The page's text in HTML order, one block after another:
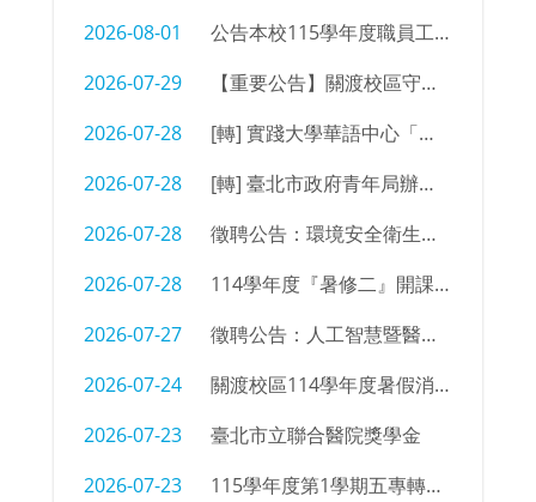
2026-08-01
公告本校115學年度職員工職務異動
2026-07-29
【重要公告】關渡校區守衛室拆除及物品限期清空通知
2026-07-28
[轉] 實踐大學華語中心「菁英語伴計畫」招募海報
2026-07-28
[轉] 臺北市政府青年局辦理「2026臺北青年外交學堂」簡章及海報
2026-07-28
徵聘公告：環境安全衛生組 辦事員/技佐
2026-07-28
114學年度『暑修二』開課㇐覽表
2026-07-27
徵聘公告：人工智慧暨醫療應用科 編制外專任教師
2026-07-24
關渡校區114學年度暑假消防設備測試時間
2026-07-23
臺北市立聯合醫院獎學金
2026-07-23
115學年度第1學期五專轉學招生考試錄取公告